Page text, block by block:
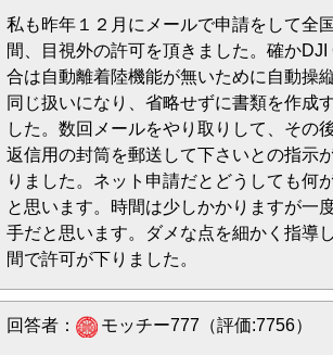
私も昨年１２月にメールで申請をして全
間、目視外の許可を頂きました。確か
合は自動離着陸機能が無いために自動操
同じ扱いになり、省略せずに書類を作成
した。数回メールをやり取りして、その
返信用の封筒を郵送して下さいとの指示
りました。ネット申請だとどうしても何
と思います。時間は少しかかりますが一
手だと思います。ダメな点を細かく指導
間で許可が下りました。
回答者： モッチー777（評価:7756）